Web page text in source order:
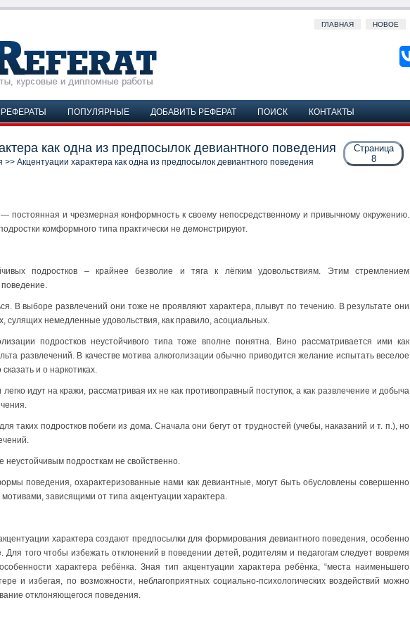
ГЛАВНАЯ НОВОЕ
ПОПУЛЯРНЫЕ ДОБАВИТЬ РЕФЕРАТ ПОИСК КОНТАКТЫ
Страница
8
как одна из предпосылок девиантного поведения
>> Акцентуации характера как одна из предпосылок девиантного поведения
постоянная и чрезмерная конформность к своему непосредственному и привычному окружению.
комформного типа практически не демонстрируют.
подростков – крайнее безволие и тяга к лёгким удовольствиям. Этим стремлением
В выборе развлечений они тоже не проявляют характера, плывут по течению. В результате они
сулящих немедленные удовольствия, как правило, асоциальных.
подростков неустойчивого типа тоже вполне понятна. Вино рассматривается ими как
развлечений. В качестве мотива алкоголизации обычно приводится желание испытать веселое
и о наркотиках.
идут на кражи, рассматривая их не как противоправный поступок, а как развлечение и добыча
таких подростков побеги из дома. Сначала они бегут от трудностей (учебы, наказаний и т. п.), но
неустойчивым подросткам не свойственно.
поведения, охарактеризованные нами как девиантные, могут быть обусловлены совершенно
зависящими от типа акцентуации характера.
характера создают предпосылки для формирования девиантного поведения, особенно
Для того чтобы избежать отклонений в поведении детей, родителям и педагогам следует вовремя
характера ребёнка. Зная тип акцентуации характера ребёнка, “места наименьшего
и избегая, по возможности, неблагоприятных социально-психологических воздействий можно
отклоняющегося поведения.